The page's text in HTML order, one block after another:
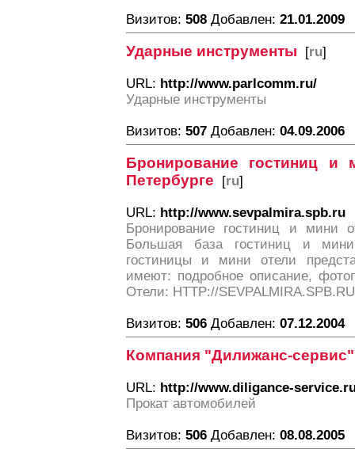
Визитов: 508 Добавлен: 21.01.2009
Ударные инструменты [ru]
URL: http://www.parlcomm.ru/
Ударные инструменты
Визитов: 507 Добавлен: 04.09.2006
Бронирование гостиниц и
Петербурге [ru]
URL: http://www.sevpalmira.spb.ru
Бронирование гостиниц и мини
Большая база гостиниц и
гостиницы и мини отели
имеют: подробное описание,
Отели: HTTP://SEVPALMIRA.SPB.RU
Визитов: 506 Добавлен: 07.12.2004
Компания "Дилижанс-сервис"
URL: http://www.diligance-
Прокат автомобилей
Визитов: 506 Добавлен: 08.08.2005